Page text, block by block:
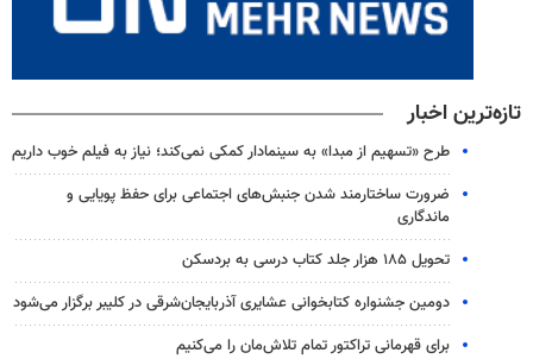
تازه‌ترین اخبار
طرح «تسهیم از مبدا» به سینمادار کمکی نمی‌کند؛ نیاز به فیلم خوب داریم
ضرورت ساختارمند شدن جنبش‌های اجتماعی برای حفظ پویایی و
ماندگاری
تحویل ۱۸۵ هزار جلد کتاب درسی به بردسکن
دومین جشنواره کتابخوانی عشایری آذربایجان‌شرقی در کلیبر برگزار می‌شود
برای قهرمانی تراکتور تمام تلاش‌مان را می‌کنیم